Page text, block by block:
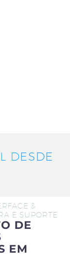
DESDE
&
E SUPORTE
DE
EM